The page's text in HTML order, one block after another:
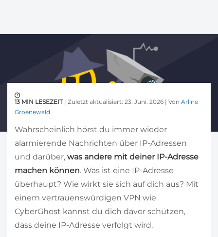
13 MIN LESEZEIT | Zuletzt aktualisiert: 23. Juni. 2026 | Von Arline
Groenewald
Wahrscheinlich hörst du immer wieder
alarmierende Nachrichten über IP-Adressen
und darüber, was andere mit deiner IP-Adresse
machen können. Was ist eine IP-Adresse
überhaupt? Wie wirkt sie sich auf dich aus? Mit
einem vertrauenswürdigen VPN wie
CyberGhost kannst du dich davor schützen,
dass deine IP-Adresse verfolgt wird.